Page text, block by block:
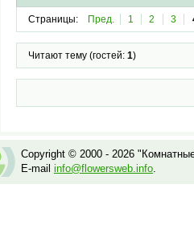
Страницы: Пред. 1 2 3
Читают тему (гостей: 1)
Copyright © 2000 - 2026
E-mail info@flowersweb.info.